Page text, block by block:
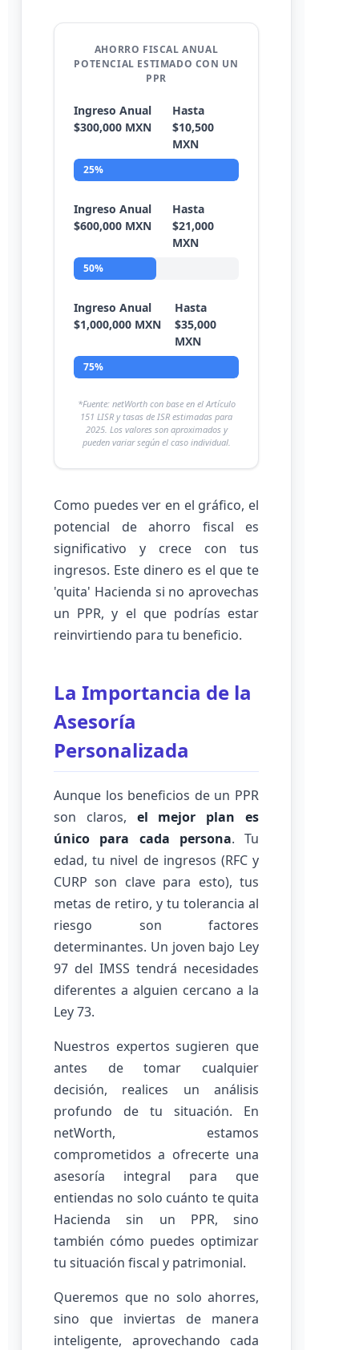
AHORRO FISCAL ANUAL
POTENCIAL ESTIMADO CON UN
PPR
Ingreso Anual
$300,000 MXN
Hasta
$10,500
MXN
25%
Ingreso Anual
$600,000 MXN
Hasta
$21,000
MXN
50%
Ingreso Anual
$1,000,000 MXN
Hasta
$35,000
MXN
75%
*Fuente: netWorth con base en el Artículo
151 LISR y tasas de ISR estimadas para
2025. Los valores son aproximados y
pueden variar según el caso individual.
Como puedes ver en el gráfico, el
potencial de ahorro fiscal es
significativo y crece con tus
ingresos. Este dinero es el que te
'quita' Hacienda si no aprovechas
un PPR, y el que podrías estar
reinvirtiendo para tu beneficio.
La Importancia de la
Asesoría
Personalizada
Aunque los beneficios de un PPR
son claros, el mejor plan es
único para cada persona. Tu
edad, tu nivel de ingresos (RFC y
CURP son clave para esto), tus
metas de retiro, y tu tolerancia al
riesgo son factores
determinantes. Un joven bajo Ley
97 del IMSS tendrá necesidades
diferentes a alguien cercano a la
Ley 73.
Nuestros expertos sugieren que
antes de tomar cualquier
decisión, realices un análisis
profundo de tu situación. En
netWorth, estamos
comprometidos a ofrecerte una
asesoría integral para que
entiendas no solo cuánto te quita
Hacienda sin un PPR, sino
también cómo puedes optimizar
tu situación fiscal y patrimonial.
Queremos que no solo ahorres,
sino que inviertas de manera
inteligente, aprovechando cada